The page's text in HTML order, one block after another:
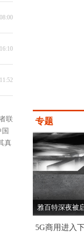
联
真
专题
雅百特深夜被
5G商用进入